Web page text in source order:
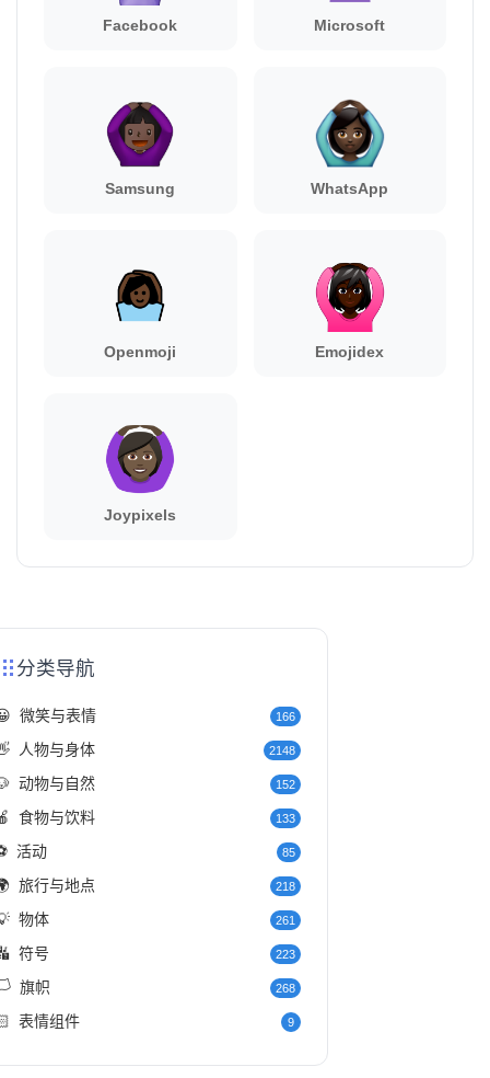
Facebook Microsoft
Samsung WhatsApp
Openmoji Emojidex
Joypixels
分类导航
微笑与表情 166
人物与身体 2148
动物与自然 152
食物与饮料 133
活动 85
旅行与地点 218
物体 261
符号 223
旗帜 268
表情组件 9